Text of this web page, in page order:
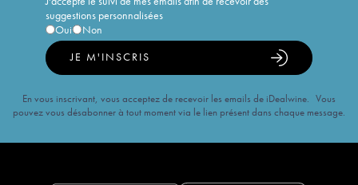
suggestions personnalisées
Oui
Non
JE M'INSCRIS
En vous inscrivant, vous acceptez de recevoir les emails de iDealwine. Vous
pouvez vous désabonner à tout moment via le lien présent dans chaque message.